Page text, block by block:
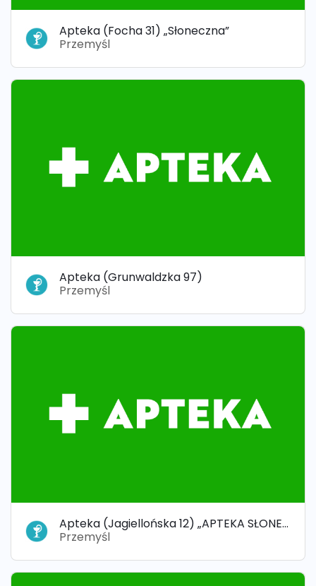
Apteka (Focha 31) „Słoneczna”
Przemyśl
Apteka (Grunwaldzka 97)
Przemyśl
Apteka (Jagiellońska 12) „APTEKA SŁONECZNA”
Przemyśl